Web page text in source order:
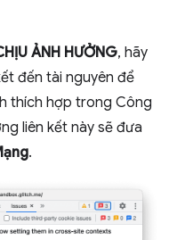
ẢNH HƯỞNG, hãy
đến tài nguyên để
thích hợp trong Công
liên kết này sẽ đưa
.